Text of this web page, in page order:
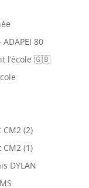
80
l’école 🇬🇧
(2)
(1)
DYLAN